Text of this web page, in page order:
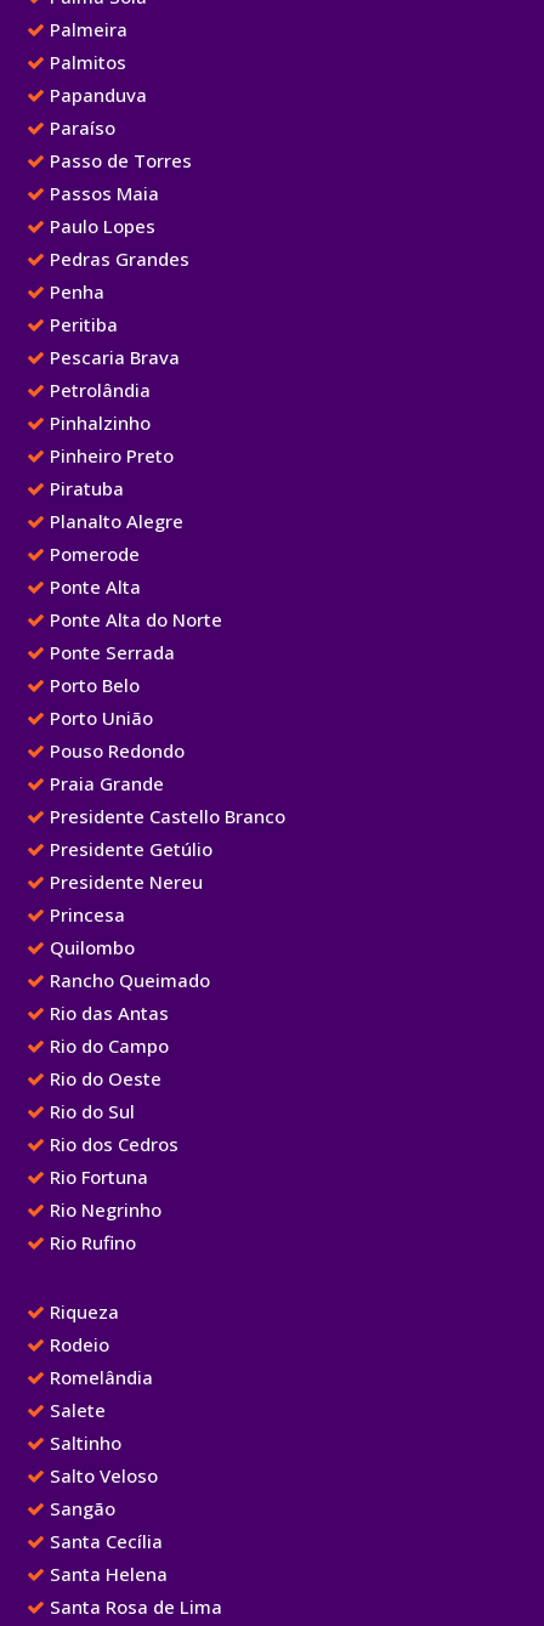
Palmeira
Palmitos
Papanduva
Paraíso
Passo de Torres
Passos Maia
Paulo Lopes
Pedras Grandes
Penha
Peritiba
Pescaria Brava
Petrolândia
Pinhalzinho
Pinheiro Preto
Piratuba
Planalto Alegre
Pomerode
Ponte Alta
Ponte Alta do Norte
Ponte Serrada
Porto Belo
Porto União
Pouso Redondo
Praia Grande
Presidente Castello Branco
Presidente Getúlio
Presidente Nereu
Princesa
Quilombo
Rancho Queimado
Rio das Antas
Rio do Campo
Rio do Oeste
Rio do Sul
Rio dos Cedros
Rio Fortuna
Rio Negrinho
Rio Rufino
Riqueza
Rodeio
Romelândia
Salete
Saltinho
Salto Veloso
Sangão
Santa Cecília
Santa Helena
Santa Rosa de Lima